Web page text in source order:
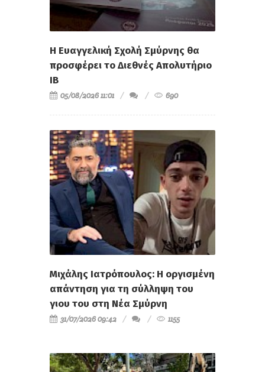
Η Ευαγγελική Σχολή Σμύρνης θα
προσφέρει το Διεθνές Απολυτήριο
IB
05/08/2026 11:01 690
Μιχάλης Ιατρόπουλος: Η οργισμένη
απάντηση για τη σύλληψη του
γιου του στη Νέα Σμύρνη
31/07/2026 09:42 1155